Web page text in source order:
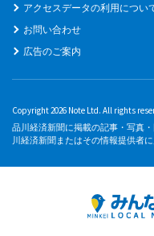
アクセスデータの利用につい
お問い合わせ
広告のご案内
Copyright 2026 Note Ltd. All rights
品川経済新聞に掲載の記事・写真
川経済新聞またはその情報提供者に